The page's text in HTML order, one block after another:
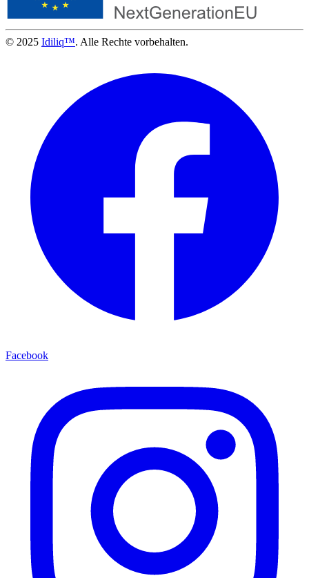
© 2025 Idiliq™. Alle Rechte vorbehalten.
Facebook